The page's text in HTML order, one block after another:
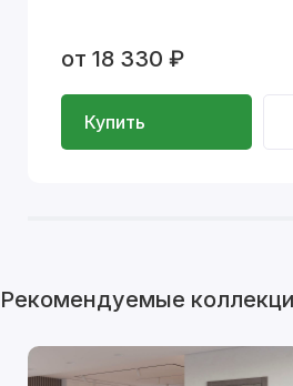
от 18 330 ₽
Купить
Рекомендуемые